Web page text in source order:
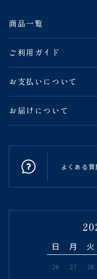
商品一覧
ご利用ガイド
お支払いについて
お届けについて
よくある
日 月 火
26 27 28